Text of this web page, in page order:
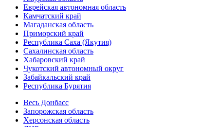
Еврейская автономная область
Камчатский край
Магаданская область
Приморский край
Республика Саха (Якутия)
Сахалинская область
Хабаровский край
Чукотский автономный округ
Забайкальский край
Республика Бурятия
Весь Донбасс
Запорожская область
Херсонская область